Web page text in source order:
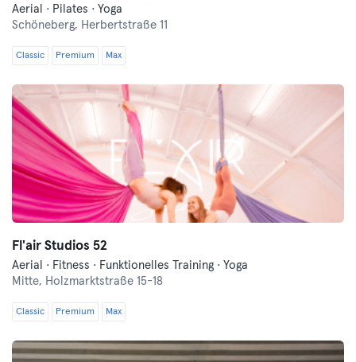
Aerial · Pilates · Yoga
Schöneberg, Herbertstraße 11
Classic Premium Max
Fl'air Studios 52
Aerial · Fitness · Funktionelles Training · Yoga
Mitte, Holzmarktstraße 15-18
Classic Premium Max